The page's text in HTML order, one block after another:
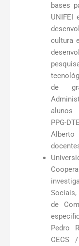
bases
UNIFEI
cultura
de
alunos
PPG-
de
Pedro
CECS